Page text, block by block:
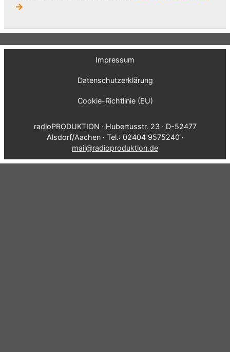
→
Impressum
Datenschutzerklärung
Cookie-Richtlinie (EU)
radioPRODUKTION · Hubertusstr. 23 · D-52477
Alsdorf/Aachen · Tel.: 02404 9575240 ·
mail@radioproduktion.de